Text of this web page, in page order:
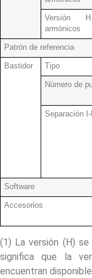
Versión
armónicos
Patrón de referencia
Bastidor Tipo
Número de
Separación I-
Software
Accesorios
(1) La versión (H) se
significa que la
encuentran